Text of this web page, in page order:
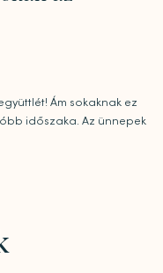
Ám sokaknak ez
időszaka. Az ünnepek